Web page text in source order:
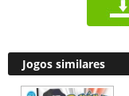
Jogos similares